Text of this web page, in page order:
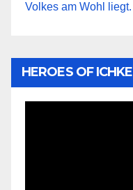
Volkes am Wohl
HEROES OF